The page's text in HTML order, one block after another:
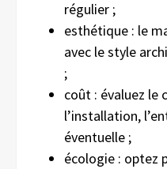
régulier ;
esthétique : le
avec le style
;
coût : évaluez le
l’installation,
éventuelle ;
écologie : optez